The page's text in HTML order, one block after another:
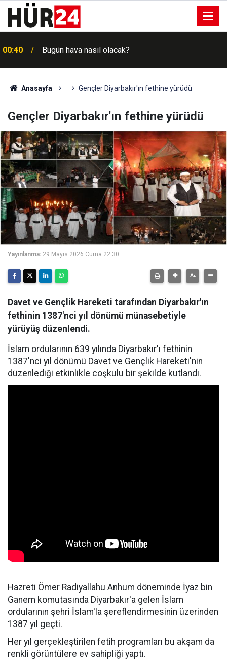
00:40 Bugün hava nasıl olacak?
Anasayfa Gençler Diyarbakır'ın fethine yürüdü
Gençler Diyarbakır'ın fethine yürüdü
Yayınlanma: 29 Mayıs 2026 Cuma 22:30
Davet ve Gençlik Hareketi tarafından Diyarbakır'ın
fethinin 1387'nci yıl dönümü münasebetiyle
yürüyüş düzenlendi.
İslam ordularının 639 yılında Diyarbakır'ı fethinin
1387'nci yıl dönümü Davet ve Gençlik Hareketi'nin
düzenlediği etkinlikle coşkulu bir şekilde kutlandı.
Hazreti Ömer Radiyallahu Anhum döneminde İyaz bin
Ganem komutasında Diyarbakır'a gelen İslam
ordularının şehri İslam'la şereflendirmesinin üzerinden
1387 yıl geçti.
Her yıl gerçekleştirilen fetih programları bu akşam da
renkli görüntülere ev sahipliği yaptı.